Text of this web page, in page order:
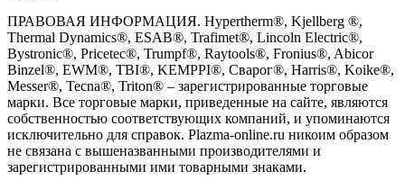
ПРАВОВАЯ ИНФОРМАЦИЯ. Hypertherm®, Kjellberg ®,
Thermal Dynamics®, ESAB®, Trafimet®, Lincoln Electric®,
Bystronic®, Pricetec®, Trumpf®, Raytools®, Fronius®, Abicor
Binzel®, EWM®, TBI®, KEMPPI®, Сварог®, Harris®, Koike®,
Messer®, Tecna®, Triton® – зарегистрированные торговые
марки. Все торговые марки, приведенные на сайте, являются
собственностью соответствующих компаний, и упоминаются
исключительно для справок. Plazma-online.ru никоим образом
не связана с вышеназванными производителями и
зарегистрированными ими товарными знаками.